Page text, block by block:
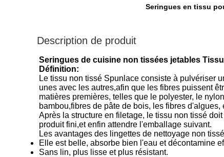
Seringues en tissu
Description de produit
Seringues de cuisine non tissées jetables
Définition:
Le tissu non tissé Spunlace consiste à pulvériser
unes avec les autres,afin que les fibres puissent
matières premières, telles que le polyester, le
bambou,fibres de pâte de bois, les fibres d'algues,
Après la structure en filetage, le tissu non tissé
produit fini,et enfin attendre l'emballage suivant.
Les avantages des lingettes de nettoyage non
Elle est belle, absorbe bien l'eau et décontamine
Sans lin, plus lisse et plus résistant.